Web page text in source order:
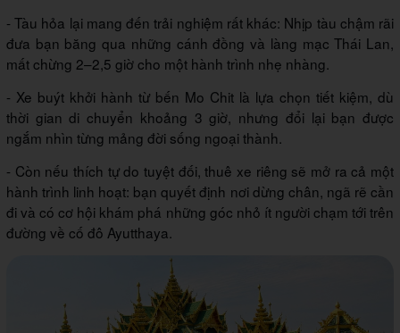
- Tàu hỏa lại mang đến trải nghiệm rất khác: Nhịp tàu chậm rãi
đưa bạn băng qua những cánh đồng và làng mạc Thái Lan,
mất chừng 2–2,5 giờ cho một hành trình nhẹ nhàng.
- Xe buýt khởi hành từ bến Mo Chit là lựa chọn tiết kiệm, dù
thời gian di chuyển khoảng 3 giờ, nhưng đổi lại bạn được
ngắm nhìn từng mảng đời sống ngoại thành.
- Còn nếu thích tự do tuyệt đối, thuê xe riêng sẽ mở ra cả một
hành trình linh hoạt: bạn quyết định nơi dừng chân, ngã rẽ cần
đi và có cơ hội khám phá những góc nhỏ ít người chạm tới trên
đường về cố đô Ayutthaya.